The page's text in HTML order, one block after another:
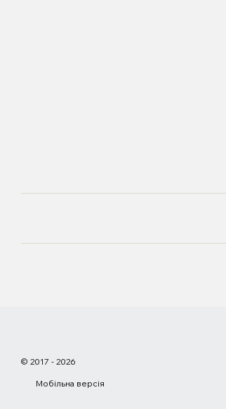
© 2017 - 2026
Мобільна версія